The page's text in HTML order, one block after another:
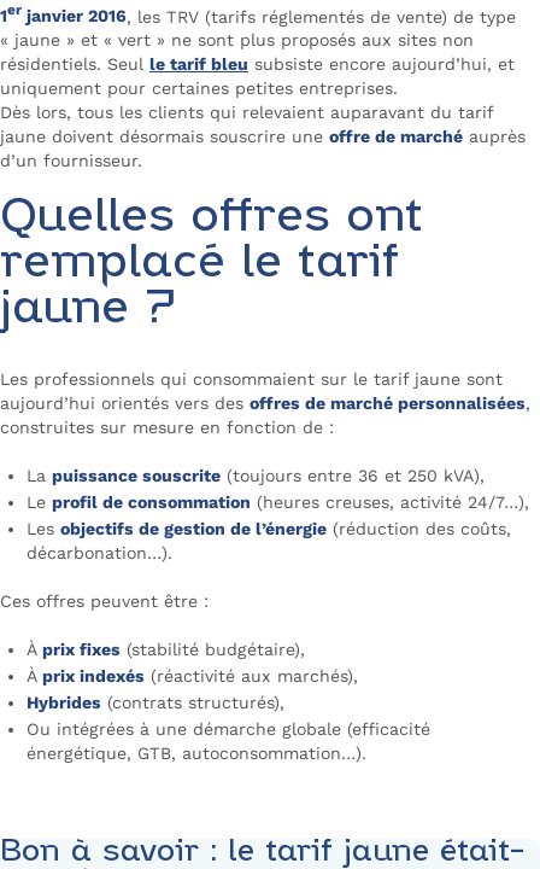
1er janvier 2016, les TRV (tarifs réglementés de vente) de type
« jaune » et « vert » ne sont plus proposés aux sites non
résidentiels. Seul le tarif bleu subsiste encore aujourd’hui, et
uniquement pour certaines petites entreprises.
Dès lors, tous les clients qui relevaient auparavant du tarif
jaune doivent désormais souscrire une offre de marché auprès
d’un fournisseur.
Quelles offres ont
remplacé le tarif
jaune ?
Les professionnels qui consommaient sur le tarif jaune sont
aujourd’hui orientés vers des offres de marché personnalisées,
construites sur mesure en fonction de :
La puissance souscrite (toujours entre 36 et 250 kVA),
Le profil de consommation (heures creuses, activité 24/7…),
Les objectifs de gestion de l’énergie (réduction des coûts,
décarbonation…).
Ces offres peuvent être :
À prix fixes (stabilité budgétaire),
À prix indexés (réactivité aux marchés),
Hybrides (contrats structurés),
Ou intégrées à une démarche globale (efficacité
énergétique, GTB, autoconsommation…).
Bon à savoir : le tarif jaune était-